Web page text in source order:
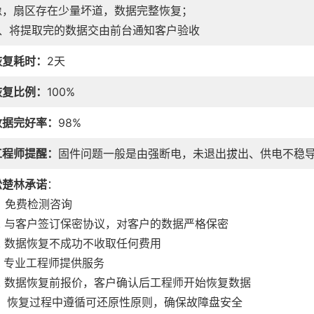
扇区存在少量坏道，数据完整恢复；
将提取完的数据交由前台通知客户验收
耗时： 2天
比例： 100%
完好率： 98%
师提醒： 固件问题一般是由强断电，未退出拔出、供电不稳
林承诺：
免费检测咨询
与客户签订保密协议，对客户的数据严格保密
数据恢复不成功不收取任何费用
专业工程师提供服务
数据恢复前报价，客户确认后工程师开始恢复数据
恢复过程中遵循可还原性原则，确保故障盘安全